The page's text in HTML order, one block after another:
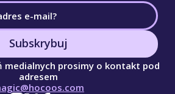
Subskrybuj
medialnych prosimy o kontakt pod
adresem